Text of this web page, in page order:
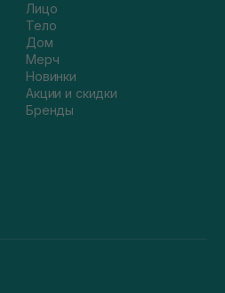
Лицо
Тело
Дом
Мерч
Новинки
Акции и скидки
Бренды